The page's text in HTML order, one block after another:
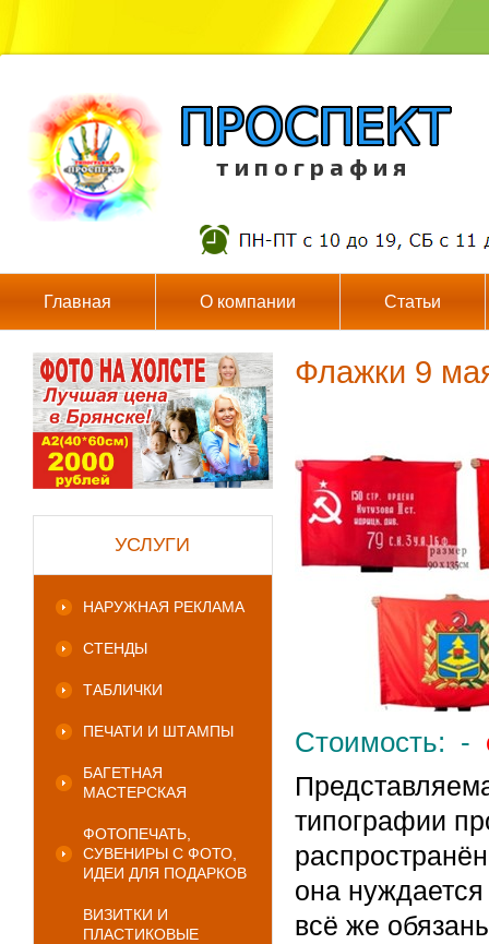
т и п о г р а ф и я
Главная О компании Статьи
УСЛУГИ
НАРУЖНАЯ РЕКЛАМА
СТЕНДЫ
ТАБЛИЧКИ
ПЕЧАТИ И ШТАМПЫ
БАГЕТНАЯ
МАСТЕРСКАЯ
ФОТОПЕЧАТЬ,
СУВЕНИРЫ С ФОТО,
ИДЕИ ДЛЯ ПОДАРКОВ
ВИЗИТКИ И
ПЛАСТИКОВЫЕ
Флажки 9
Стоимость: -
типографии
она
всё же